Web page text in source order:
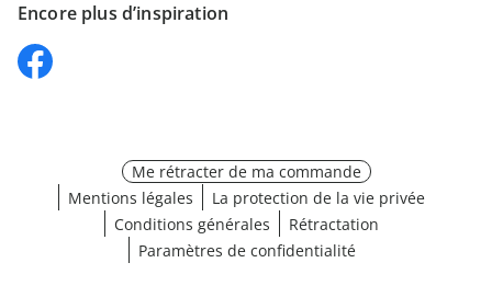
Encore plus d’inspiration
Me rétracter de ma commande
Mentions légales
La protection de la vie privée
Conditions générales
Rétractation
Paramètres de confidentialité